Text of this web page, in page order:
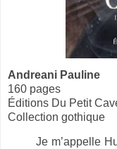
Andreani Pauline
160 pages
Éditions Du Petit
Collection gothique
Je m’appelle